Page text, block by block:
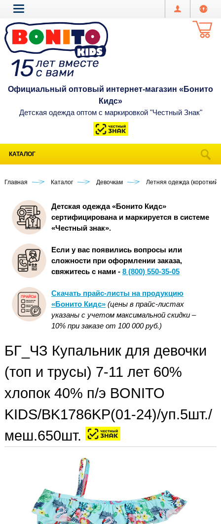
Официальный оптовый интернет-магазин «Бонито
Кидс»
Детская одежда оптом с маркировкой "Честный Знак"
КАТАЛОГ
Главная Каталог Девочкам Летняя одежда (короткий
Детская одежда «Бонито Кидс»
сертифицирована и маркируется в системе
«Честный знак».
Если у вас появились вопросы или
сложности при оформлении заказа,
свяжитесь с нами - 8 (800) 550-35-05
Скачать прайс-листы на продукцию
«Бонито Кидс» (цены в прайс-листах
указаны с учетом максимальной скидки –
10% при заказе от 100 000 руб.)
БГ_ЧЗ Купальник для девочки
(топ и трусы) 7-11 лет 60%
хлопок 40% п/э BONITO
KIDS/BK1786KP(01-24)/уп.5шт./
меш.650шт.